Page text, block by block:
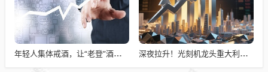
年轻人集体戒酒，让“老登”酒企的天快塌了 深夜拉升！光刻机龙头重大利好传来！